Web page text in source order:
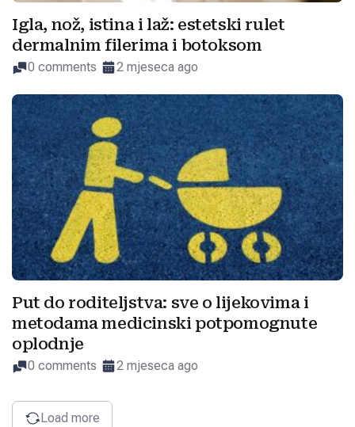
Igla, nož, istina i laž: estetski rulet
dermalnim filerima i botoksom
0 comments 2 mjeseca ago
Put do roditeljstva: sve o lijekovima i
metodama medicinski potpomognute
oplodnje
0 comments 2 mjeseca ago
Load more